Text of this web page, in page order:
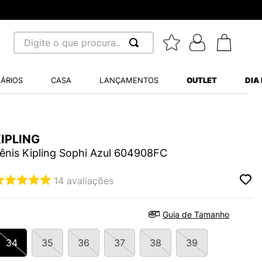
Digite o que procura...
CASA LANÇAMENTOS OUTLET DIA
Kipling Sophi Azul 604908FC
14 avaliações
Guia de Tamanho
34 35 36 37 38 39
BALANCE 530
BABY
VANS ULTRARANGE